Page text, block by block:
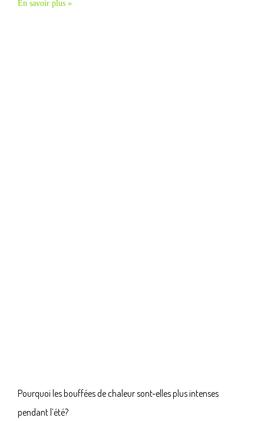
En savoir plus »
Pourquoi les bouffées de chaleur sont-elles plus intenses
pendant l’été?